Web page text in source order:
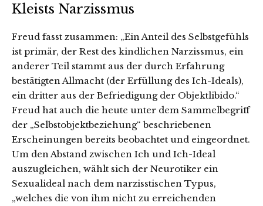
Kleists Narzissmus
Freud fasst zusammen: „Ein Anteil des Selbstgefühls
ist primär, der Rest des kindlichen Narzissmus, ein
anderer Teil stammt aus der durch Erfahrung
bestätigten Allmacht (der Erfüllung des Ich-Ideals),
ein dritter aus der Befriedigung der Objektlibido.“
Freud hat auch die heute unter dem Sammelbegriff
der „Selbstobjektbeziehung“ beschriebenen
Erscheinungen bereits beobachtet und eingeordnet.
Um den Abstand zwischen Ich und Ich-Ideal
auszugleichen, wählt sich der Neurotiker ein
Sexualideal nach dem narzisstischen Typus,
„welches die von ihm nicht zu erreichenden